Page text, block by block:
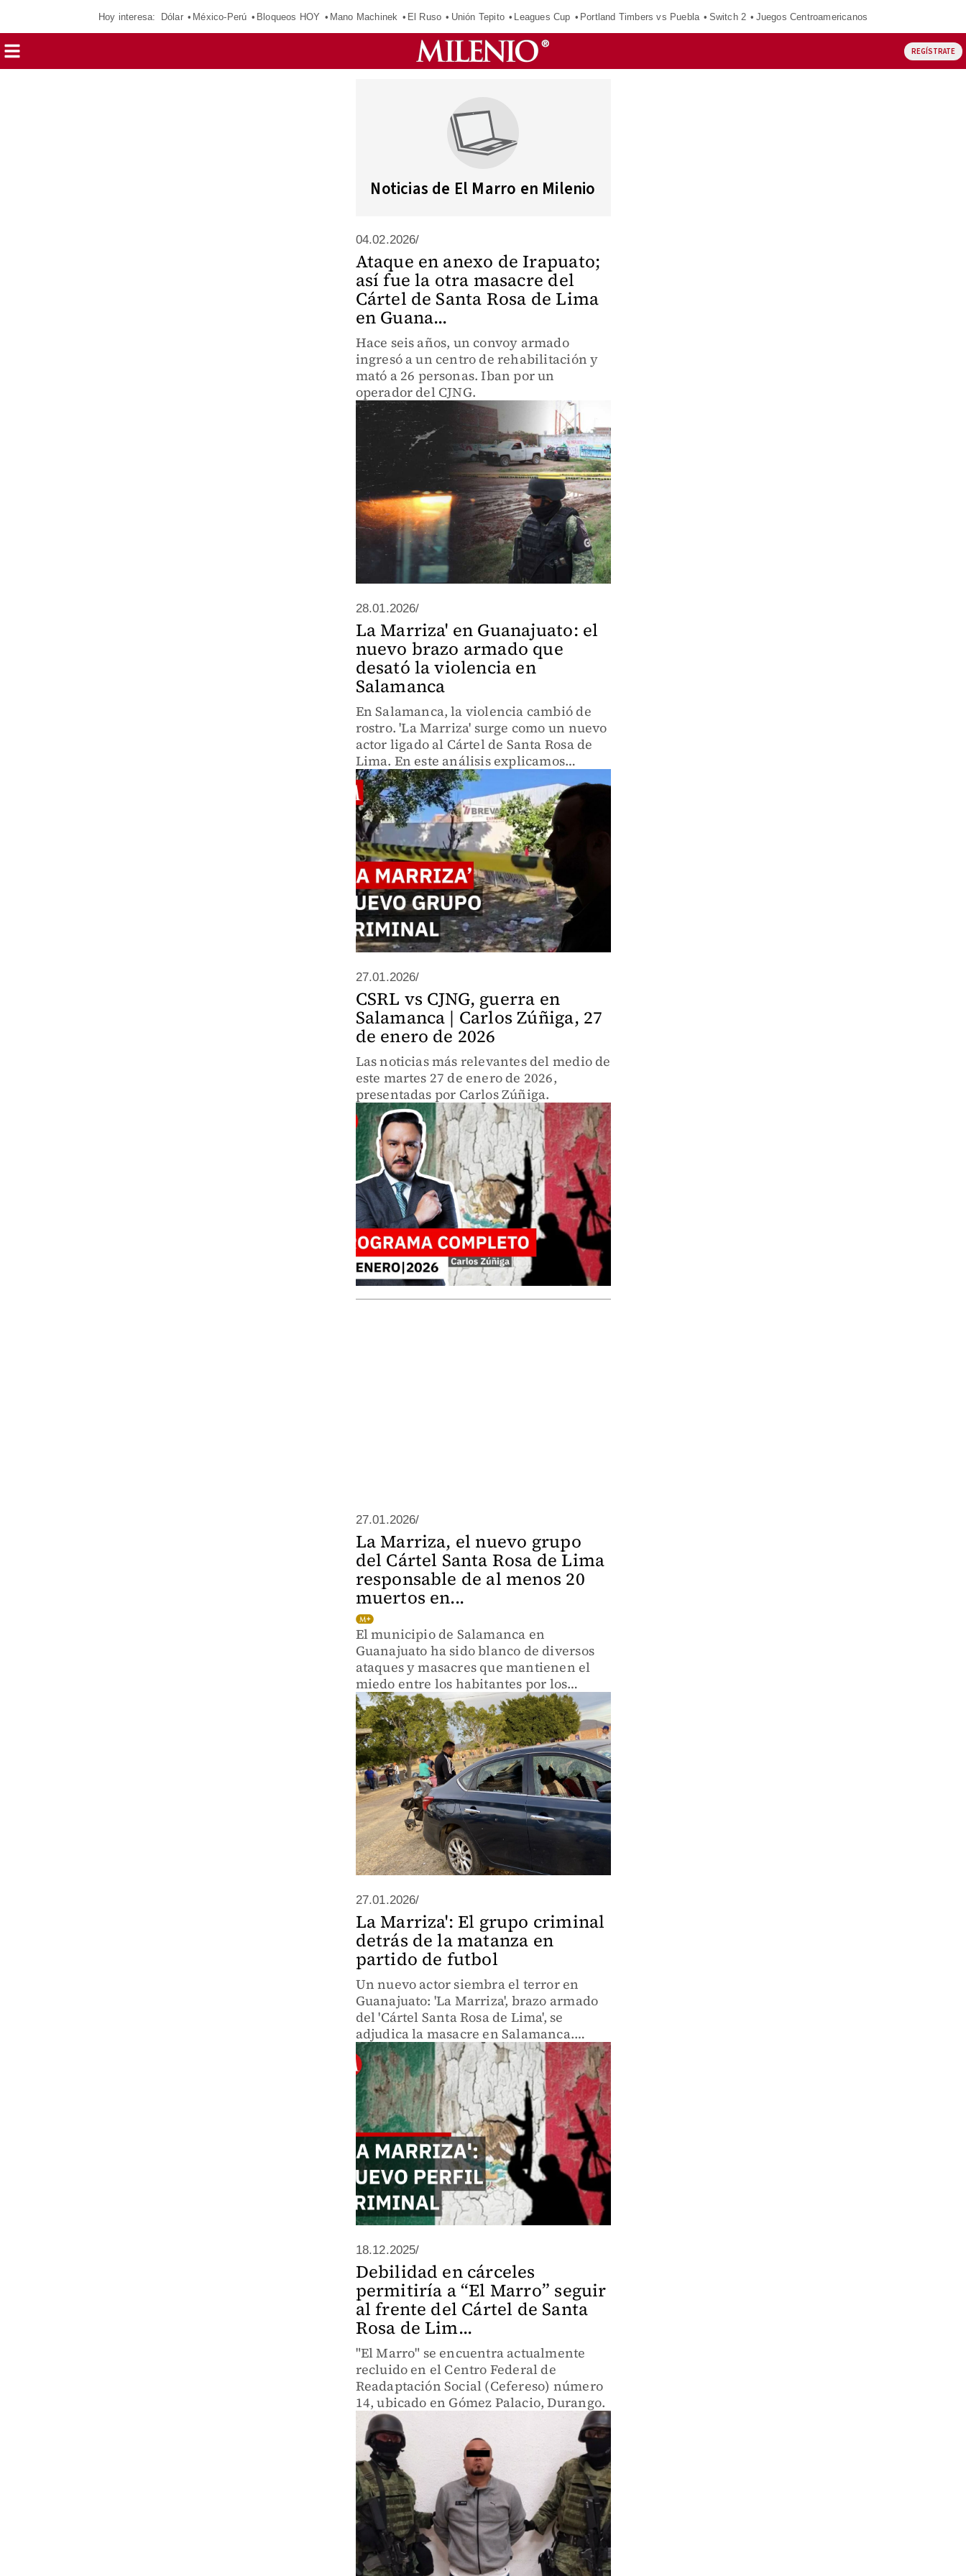
Hoy interesa: Dólar México-Perú Bloqueos HOY Mano Machinek El Ruso Unión Tepito Leagues Cup Portland Timbers vs Puebla Switch 2 Juegos Centroamericanos
REGÍSTRATE
Noticias de El Marro en Milenio
04.02.2026/
Ataque en anexo de Irapuato;
así fue la otra masacre del
Cártel de Santa Rosa de Lima
en Guana...
Hace seis años, un convoy armado
ingresó a un centro de rehabilitación y
mató a 26 personas. Iban por un
operador del CJNG.
28.01.2026/
La Marriza' en Guanajuato: el
nuevo brazo armado que
desató la violencia en
Salamanca
En Salamanca, la violencia cambió de
rostro. 'La Marriza' surge como un nuevo
actor ligado al Cártel de Santa Rosa de
Lima. En este análisis explicamos
quiénes son, por qué aparecieron y qué
significa su expansión.
27.01.2026/
CSRL vs CJNG, guerra en
Salamanca | Carlos Zúñiga, 27
de enero de 2026
Las noticias más relevantes del medio de
este martes 27 de enero de 2026,
presentadas por Carlos Zúñiga.
27.01.2026/
La Marriza, el nuevo grupo
del Cártel Santa Rosa de Lima
responsable de al menos 20
muertos en...
El municipio de Salamanca en
Guanajuato ha sido blanco de diversos
ataques y masacres que mantienen el
miedo entre los habitantes por los
grupos que se disputan en este territorio.
27.01.2026/
La Marriza': El grupo criminal
detrás de la matanza en
partido de futbol
Un nuevo actor siembra el terror en
Guanajuato: 'La Marriza', brazo armado
del 'Cártel Santa Rosa de Lima', se
adjudica la masacre en Salamanca.
Buscan recuperar la plaza arrebatada
por el 'CJNG' a sangre y fuego.
18.12.2025/
Debilidad en cárceles
permitiría a “El Marro” seguir
al frente del Cártel de Santa
Rosa de Lim...
"El Marro" se encuentra actualmente
recluido en el Centro Federal de
Readaptación Social (Cefereso) número
14, ubicado en Gómez Palacio, Durango.